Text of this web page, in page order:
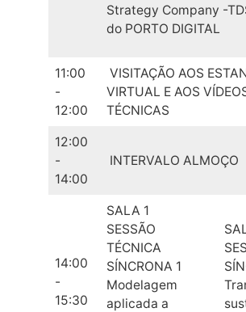
Strategy Company -
do PORTO DIGITAL
11:00
-
12:00
VISITAÇÃO AOS
VIRTUAL E AOS
TÉCNICAS
12:00
-
14:00
INTERVALO ALMOÇO
14:00
-
15:30
SALA 1
SESSÃO
TÉCNICA
SÍNCRONA 1
Modelagem
aplicada a